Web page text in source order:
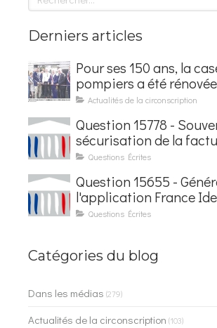
Derniers articles
Pour ses 150 ans, la
pompiers a été
baptisée au nom
Actualités de la circonscription
Question 15778 -
sécurisation de la
électronique
Questions Écrites
Question 15655 -
l'application France
les contrôles du
Questions Écrites
Catégories du blog
Dans les médias (279)
Actualités de la circonscription (103)